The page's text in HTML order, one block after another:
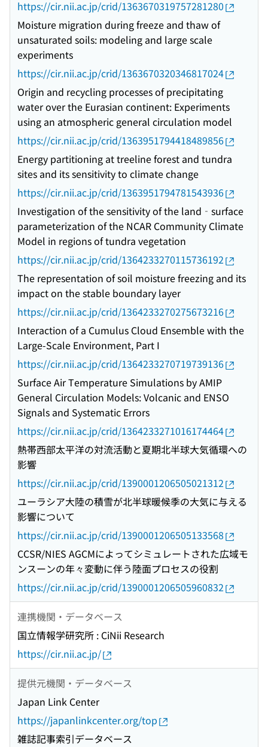
https://cir.nii.ac.jp/crid/1363670319757281280
Moisture migration during freeze and thaw of
unsaturated soils: modeling and large scale
experiments
https://cir.nii.ac.jp/crid/1363670320346817024
Origin and recycling processes of precipitating
water over the Eurasian continent: Experiments
using an atmospheric general circulation model
https://cir.nii.ac.jp/crid/1363951794418489856
Energy partitioning at treeline forest and tundra
sites and its sensitivity to climate change
https://cir.nii.ac.jp/crid/1363951794781543936
Investigation of the sensitivity of the land‐surface
parameterization of the NCAR Community Climate
Model in regions of tundra vegetation
https://cir.nii.ac.jp/crid/1364233270115736192
The representation of soil moisture freezing and its
impact on the stable boundary layer
https://cir.nii.ac.jp/crid/1364233270275673216
Interaction of a Cumulus Cloud Ensemble with the
Large-Scale Environment, Part I
https://cir.nii.ac.jp/crid/1364233270719739136
Surface Air Temperature Simulations by AMIP
General Circulation Models: Volcanic and ENSO
Signals and Systematic Errors
https://cir.nii.ac.jp/crid/1364233271016174464
熱帯西部太平洋の対流活動と夏期北半球大気循環への
影響
https://cir.nii.ac.jp/crid/1390001206505021312
ユーラシア大陸の積雪が北半球暖候季の大気に与える
影響について
https://cir.nii.ac.jp/crid/1390001206505133568
CCSR/NIES AGCMによってシミュレートされた広域モ
ンスーンの年々変動に伴う陸面プロセスの役割
https://cir.nii.ac.jp/crid/1390001206505960832
連携機関・データベース
国立情報学研究所 : CiNii Research
https://cir.nii.ac.jp/
提供元機関・データベース
Japan Link Center
https://japanlinkcenter.org/top
雑誌記事索引データベース